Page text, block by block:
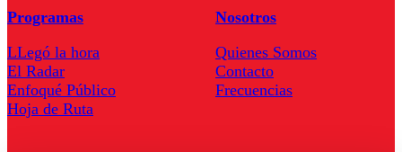
Programas
LLegó la hora
El Radar
Enfoqué Público
Hoja de Ruta
Nosotros
Quienes Somos
Contacto
Frecuencias